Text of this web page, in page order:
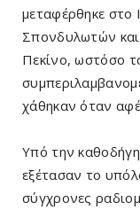
μεταφέρθηκε στο
Σπονδυλωτών
Πεκίνο, ωστόσο
χάθηκαν όταν
Υπό την
εξέτασαν το
σύγχρονες